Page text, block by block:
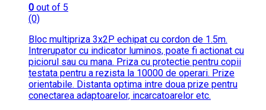
0 out of 5
(0)
Bloc multipriza 3x2P echipat cu cordon de 1.5m.
Intrerupator cu indicator luminos, poate fi actionat cu
piciorul sau cu mana. Priza cu protectie pentru copii
testata pentru a rezista la 10000 de operari. Prize
orientabile. Distanta optima intre doua prize pentru
conectarea adaptoarelor, incarcatoarelor etc.